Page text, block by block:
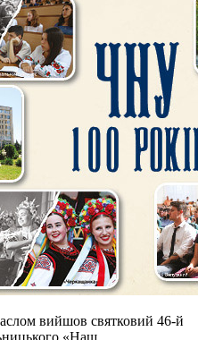
вийшов святковий 46-й